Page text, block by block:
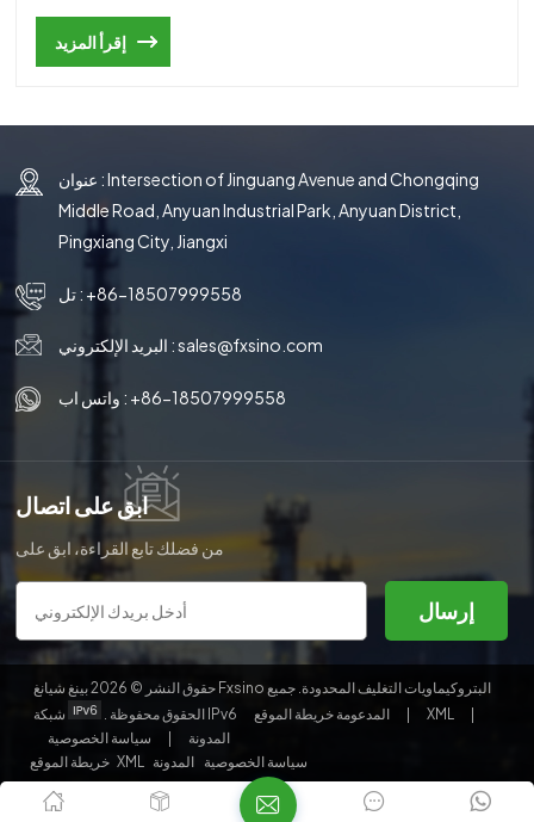
الكرات الحيوية مع وسائط الترشيح الميكانيكية والكيميائية (على سبيل
إقرأ المزيد
عنوان : Intersection of Jinguang Avenue and Chongqing
Middle Road, Anyuan Industrial Park, Anyuan District,
Pingxiang City, Jiangxi
تل : +86-18507999558
البريد الإلكتروني :sales@fxsino.com
واتس اب : +86-18507999558
ابق على اتصال
من فضلك تابع القراءة، ابق على
اطلاع، اشترك، ونحن نرحب بك لتخبرنا
إرسال
حقوق النشر © 2026 بينغ شيانغ Fxsino البتروكيماويات التغليف المحدودة. جميع
الحقوق محفوظة .
شبكة IPv6 المدعومةخريطة الموقع XML
المدونة
سياسة الخصوصية
خريطة الموقع XML المدونة سياسة الخصوصية